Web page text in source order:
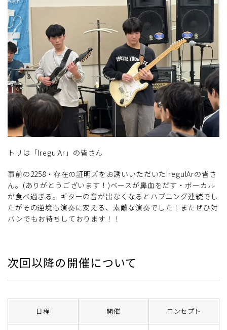
トリは「IregulAr」の皆さん
事前の2258・存在の証明ズをお誘いいただいたIregulArの皆さ
ん。(ありがとうございます！)ベースが鼻血をだす・ボーカル
が食べ過ぎる。ギターの音が出なくなるとハプニング連続でし
たがその逆境も演奏に変える、素敵な演奏でした！またぜひ対
バンでもお待ちしております！！
次回以降の開催について
日程 開催 コンセプト